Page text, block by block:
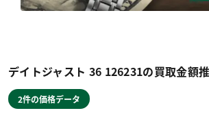
デイトジャスト 36 126231の買取金額
2件の価格データ